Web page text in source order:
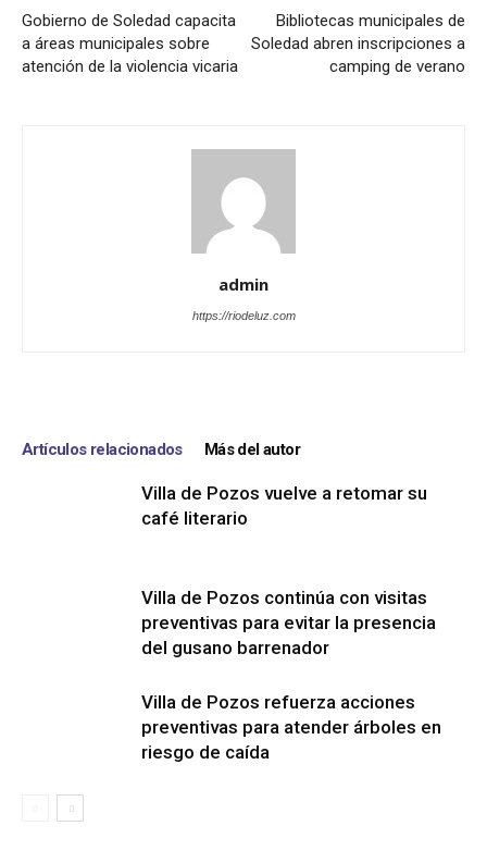
Gobierno de Soledad capacita
a áreas municipales sobre
atención de la violencia vicaria
Bibliotecas municipales de
Soledad abren inscripciones a
camping de verano
admin
https://riodeluz.com
Artículos relacionados Más del autor
Villa de Pozos vuelve a retomar su
café literario
Villa de Pozos continúa con visitas
preventivas para evitar la presencia
del gusano barrenador
Villa de Pozos refuerza acciones
preventivas para atender árboles en
riesgo de caída